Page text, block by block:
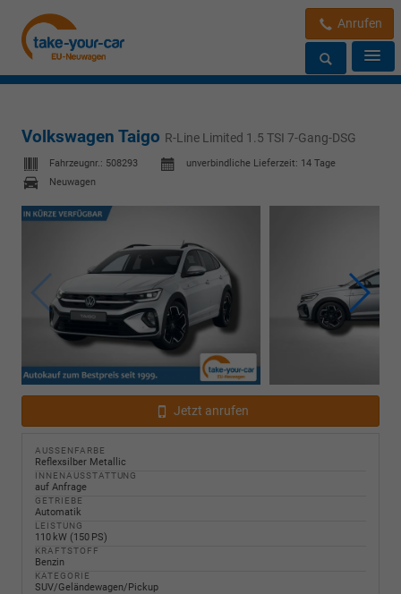
Anrufen
Volkswagen Taigo R-Line Limited 1.5 TSI 7-Gang-DSG
Fahrzeugnr.: 508293 unverbindliche Lieferzeit: 14 Tage
Neuwagen
Jetzt anrufen
AUSSENFARBE
Reflexsilber Metallic
INNENAUSSTATTUNG
auf Anfrage
GETRIEBE
Automatik
LEISTUNG
110 kW (150 PS)
KRAFTSTOFF
Benzin
KATEGORIE
SUV/Geländewagen/Pickup